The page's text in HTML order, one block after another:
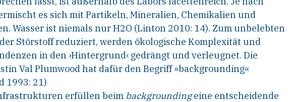
es sich mit Partikeln, Mineralien, Chemikalien und
Wasser ist niemals nur H2O (Linton 2010: 14). Zum unbelebten
Störstoff reduziert, werden ökologische Komplexität und
in den ›Hintergrund‹ gedrängt und verleugnet. Die
Val Plumwood hat dafür den Begriff »backgrounding«
1993: 21)
erfüllen beim backgroundingeine entscheidende